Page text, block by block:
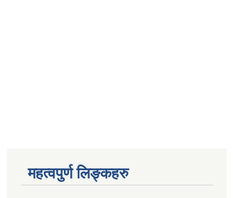
महत्वपुर्ण लिङ्कहरु